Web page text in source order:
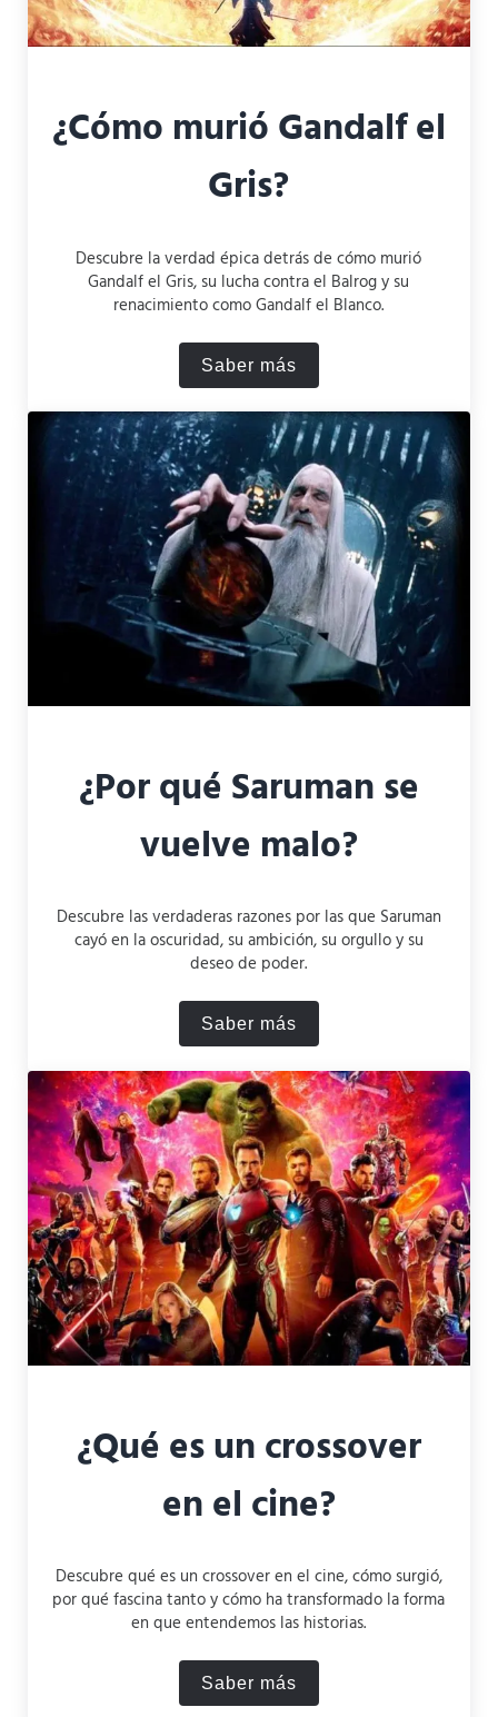
¿Cómo murió Gandalf el
Gris?
Descubre la verdad épica detrás de cómo murió
Gandalf el Gris, su lucha contra el Balrog y su
renacimiento como Gandalf el Blanco.
Saber más¿Cómo murió Gandalf el
¿Por qué Saruman se
vuelve malo?
Descubre las verdaderas razones por las que Saruman
cayó en la oscuridad, su ambición, su orgullo y su
deseo de poder.
Saber más¿Por qué Saruman se
¿Qué es un crossover
en el cine?
Descubre qué es un crossover en el cine, cómo surgió,
por qué fascina tanto y cómo ha transformado la forma
en que entendemos las historias.
Saber más¿Qué es un crossover en el